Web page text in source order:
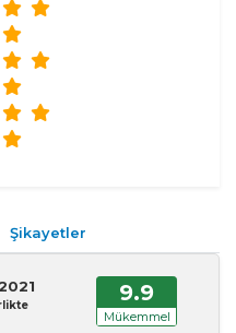
Şikayetler
9.9
Mükemmel